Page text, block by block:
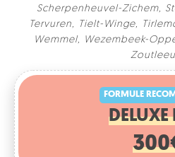
Scherpenheuvel-Zichem,
Tervuren, Tielt-Winge,
Wemmel, Wezembeek-
FORMULE
DELUXE
300€
400 impressions